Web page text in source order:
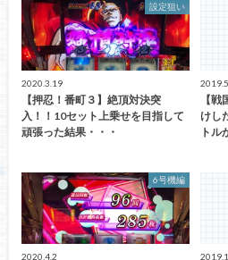
設定狙い
2020.3.19
【押忍！番町３】絶頂対決突
入！！10セット上乗せを目指して
頑張った結果・・・
【
けし
トル
6号機編
2020.4.2